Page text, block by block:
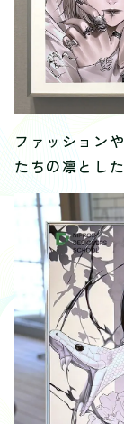
ファッション
たちの凛とし